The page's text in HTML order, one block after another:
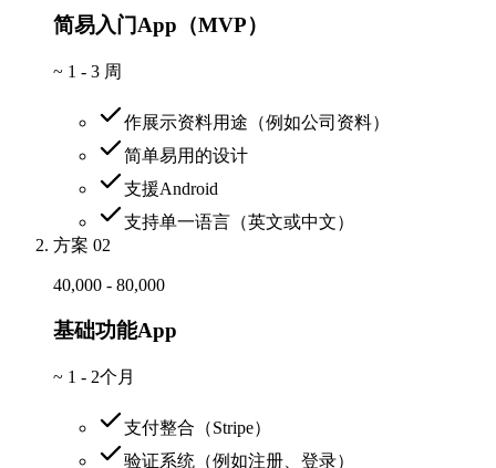
简易入门App（MVP）
~ 1 - 3 周
作展示资料用途（例如公司资料）
简单易用的设计
支援Android
支持单一语言（英文或中文）
方案 02
40,000 - 80,000
基础功能App
~ 1 - 2个月
支付整合（Stripe）
验证系统（例如注册、登录）